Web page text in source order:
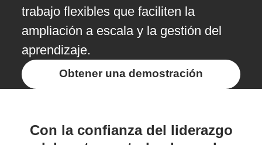
trabajo flexibles que faciliten la
ampliación a escala y la gestión del
aprendizaje.
Obtener una demostración
Con la confianza del liderazgo